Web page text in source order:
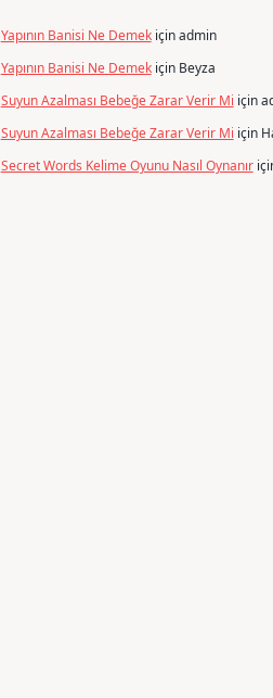
Yapının Banisi Ne Demekiçinadmin
Yapının Banisi Ne Demekiçin Beyza
Suyun Azalması Bebeğe Zarar Verir Mi için
Suyun Azalması Bebeğe Zarar Verir Mi için
Secret Words Kelime Oyunu Nasıl Oynanır